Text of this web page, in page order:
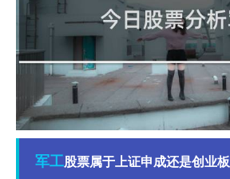
军工股票属于上证申成还是创业板